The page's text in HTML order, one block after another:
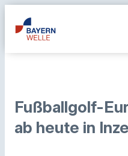
Fußballgolf-
ab heute in